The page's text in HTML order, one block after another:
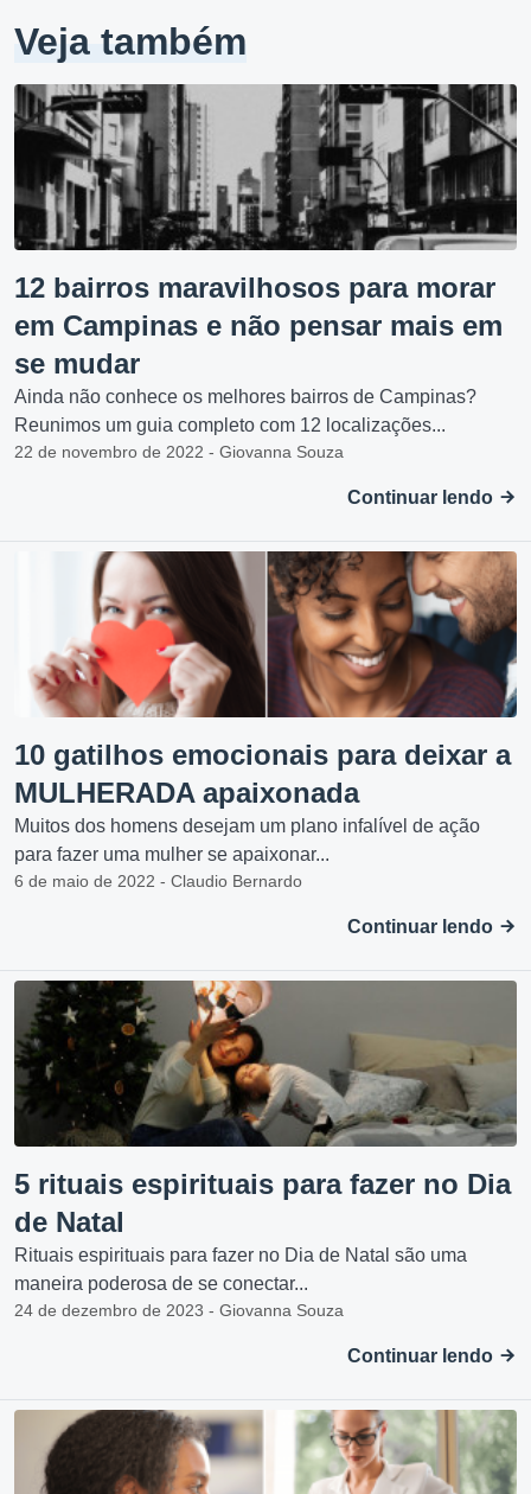
Veja também
12 bairros maravilhosos para morar
em Campinas e não pensar mais em
se mudar
Ainda não conhece os melhores bairros de Campinas?
Reunimos um guia completo com 12 localizações...
22 de novembro de 2022 - Giovanna Souza
Continuar lendo
10 gatilhos emocionais para deixar a
MULHERADA apaixonada
Muitos dos homens desejam um plano infalível de ação
para fazer uma mulher se apaixonar...
6 de maio de 2022 - Claudio Bernardo
Continuar lendo
5 rituais espirituais para fazer no Dia
de Natal
Rituais espirituais para fazer no Dia de Natal são uma
maneira poderosa de se conectar...
24 de dezembro de 2023 - Giovanna Souza
Continuar lendo